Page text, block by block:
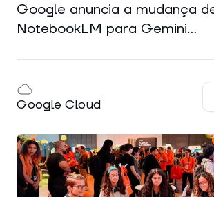
Google anuncia a mudança
NotebookLM para Gemini...
Google Cloud